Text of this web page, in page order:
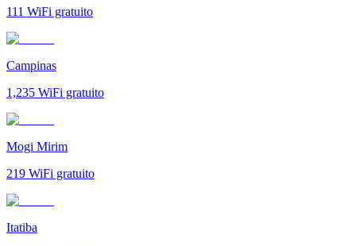
111 WiFi gratuito
Campinas
1,235 WiFi gratuito
Mogi Mirim
219 WiFi gratuito
Itatiba